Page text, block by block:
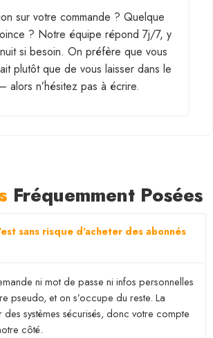
sur votre commande ? Quelque
? Notre équipe répond 7j/7, y
si besoin. On préfère que vous
plutôt que de vous laisser dans le
alors n’hésitez pas à écrire.
Fréquemment Posées
sans risque d'acheter des abonnés
ni mot de passe ni infos personnelles
pseudo, et on s’occupe du reste. La
systèmes sécurisés, donc votre compte
côté.